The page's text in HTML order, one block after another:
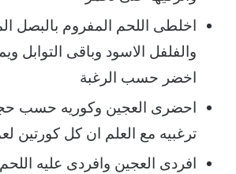
اخلطى اللحم المفروم بالبصل
والفلفل الاسود وباقى التوابل
اخضر حسب الرغبة
احضرى العجين وكوريه حسب
ترغبيه مع العلم ان كل كورتين
افردى العجين وافردى عليه اللحم